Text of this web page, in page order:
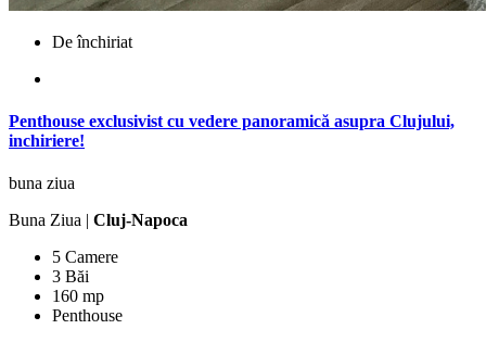
De închiriat
Penthouse exclusivist cu vedere panoramică asupra Clujului,
inchiriere!
buna ziua
Buna Ziua | Cluj-Napoca
5 Camere
3 Băi
160 mp
Penthouse